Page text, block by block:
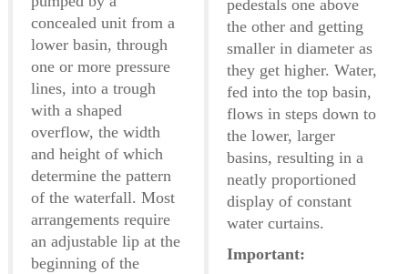
concealed unit from a
lower basin, through
one or more pressure
lines, into a trough
with a shaped
overflow, the width
and height of which
determine the pattern
of the waterfall. Most
arrangements require
an adjustable lip at the
beginning of the
pedestals one above
the other and getting
smaller in diameter as
they get higher. Water,
fed into the top basin,
flows in steps down to
the lower, larger
basins, resulting in a
neatly proportioned
display of constant
water curtains.
Important: